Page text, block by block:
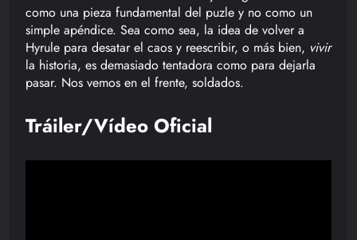
como una pieza fundamental del puzle y no como un
simple apéndice. Sea como sea, la idea de volver a
Hyrule para desatar el caos y reescribir, o más bien, vivir
la historia, es demasiado tentadora como para dejarla
pasar. Nos vemos en el frente, soldados.
Tráiler/Vídeo Oficial